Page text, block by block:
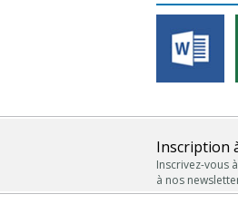
Inscription
Inscrivez-vous
à nos